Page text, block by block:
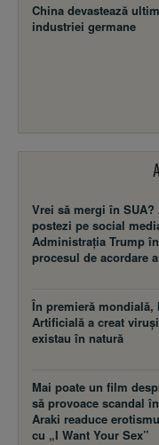
China devastează
industriei germane
Vrei să mergi în
postezi pe social
Administrația Trump
procesul de acordare
În premieră mondială,
Artificială a creat
existau în natură
Mai poate un film
să provoace scandal
Araki readuce
cu „I Want Your Sex”